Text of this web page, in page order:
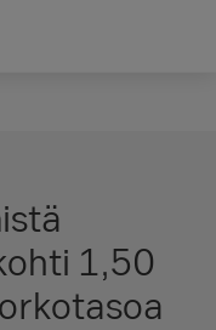
1,50